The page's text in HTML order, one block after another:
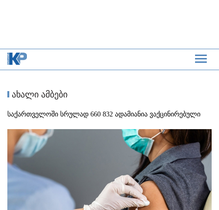
ახალი ამბები
საქართველოში სრულად 660 832 ადამიანია ვაქცინირებული